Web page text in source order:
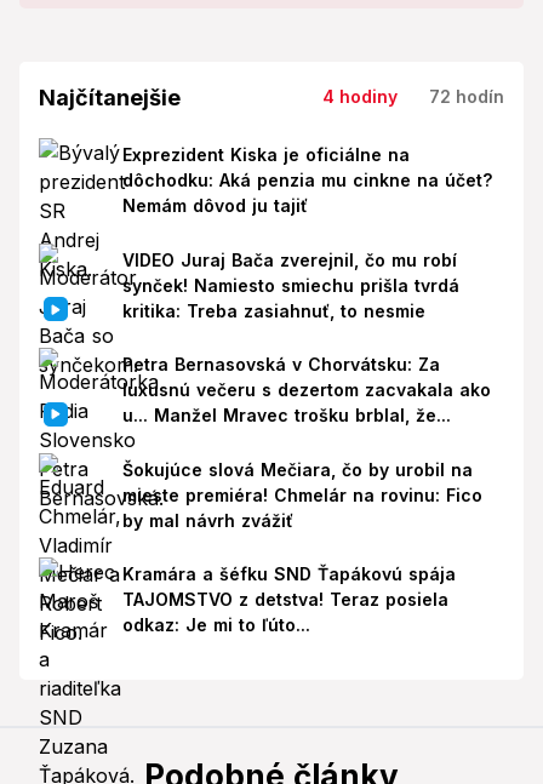
Najčítanejšie 4 hodiny 72 hodín
Exprezident Kiska je oficiálne na
dôchodku: Aká penzia mu cinkne na účet?
Nemám dôvod ju tajiť
VIDEO Juraj Bača zverejnil, čo mu robí
synček! Namiesto smiechu prišla tvrdá
kritika: Treba zasiahnuť, to nesmie
Petra Bernasovská v Chorvátsku: Za
luxusnú večeru s dezertom zacvakala ako
u... Manžel Mravec trošku brblal, že...
Šokujúce slová Mečiara, čo by urobil na
mieste premiéra! Chmelár na rovinu: Fico
by mal návrh zvážiť
Kramára a šéfku SND Ťapákovú spája
TAJOMSTVO z detstva! Teraz posiela
odkaz: Je mi to ľúto...
Podobné články